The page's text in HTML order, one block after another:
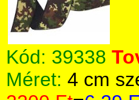
Kód: 39338
Méret: 4 cm